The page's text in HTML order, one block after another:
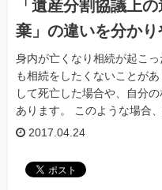
「遺産分割協議上
棄」の違いを分か
身内が亡くなり相続が起こ
も相続をしたくないことが
して死亡した場合や、自分
あります。 このような場合
2017.04.24